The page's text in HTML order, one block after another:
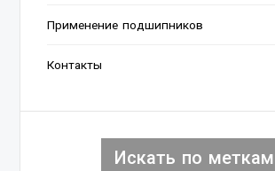
Применение подшипников
Контакты
Искать по меткам